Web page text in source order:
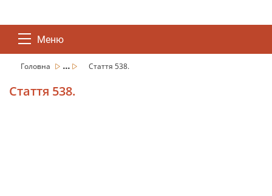
Меню
Головна ... Стаття 538.
Стаття 538.